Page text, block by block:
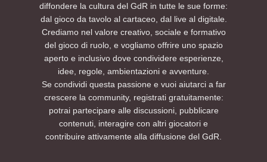
diffondere la cultura del GdR in tutte le sue forme:
dal gioco da tavolo al cartaceo, dal live al digitale.
Crediamo nel valore creativo, sociale e formativo
del gioco di ruolo, e vogliamo offrire uno spazio
aperto e inclusivo dove condividere esperienze,
idee, regole, ambientazioni e avventure.
Se condividi questa passione e vuoi aiutarci a far
crescere la community, registrati gratuitamente:
potrai partecipare alle discussioni, pubblicare
contenuti, interagire con altri giocatori e
contribuire attivamente alla diffusione del GdR.